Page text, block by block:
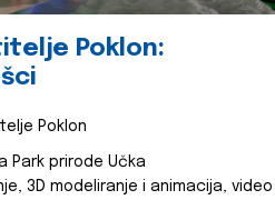
Poklon:
Poklon
Park prirode Učka
3D modeliranje i animacija, video